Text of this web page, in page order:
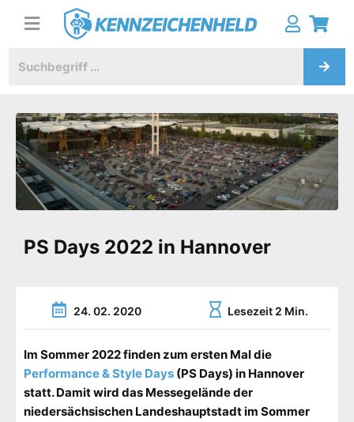
PS Days 2022 in Hannover
24. 02. 2020 Lesezeit 2 Min.
Im Sommer 2022 finden zum ersten Mal die
Performance & Style Days (PS Days) in Hannover
statt. Damit wird das Messegelände der
niedersächsischen Landeshauptstadt im Sommer